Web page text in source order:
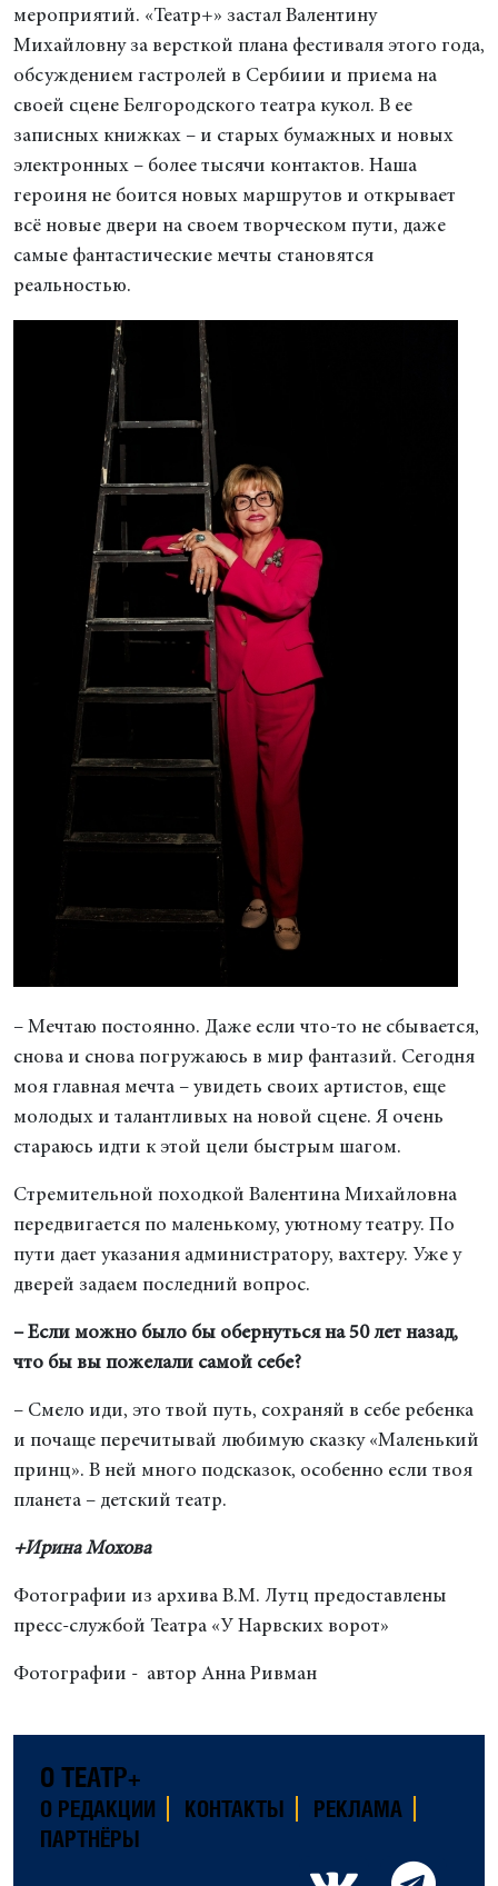
мероприятий. «Театр+» застал Валентину
Михайловну за версткой плана фестиваля этого года,
обсуждением гастролей в Сербиии и приема на
своей сцене Белгородского театра кукол. В ее
записных книжках – и старых бумажных и новых
электронных – более тысячи контактов. Наша
героиня не боится новых маршрутов и открывает
всё новые двери на своем творческом пути, даже
самые фантастические мечты становятся
реальностью.
– Мечтаю постоянно. Даже если что-то не сбывается,
снова и снова погружаюсь в мир фантазий. Сегодня
моя главная мечта – увидеть своих артистов, еще
молодых и талантливых на новой сцене. Я очень
стараюсь идти к этой цели быстрым шагом.
Стремительной походкой Валентина Михайловна
передвигается по маленькому, уютному театру. По
пути дает указания администратору, вахтеру. Уже у
дверей задаем последний вопрос.
– Если можно было бы обернуться на 50 лет назад,
что бы вы пожелали самой себе?
– Смело иди, это твой путь, сохраняй в себе ребенка
и почаще перечитывай любимую сказку «Маленький
принц». В ней много подсказок, особенно если твоя
планета – детский театр.
+Ирина Мохова
Фотографии из архива В.М. Лутц предоставлены
пресс-службой Театра «У Нарвских ворот»
Фотографии - автор Анна Ривман
О ТЕАТР+
О РЕДАКЦИИ КОНТАКТЫ
РЕКЛАМА
ПАРТНЁРЫ